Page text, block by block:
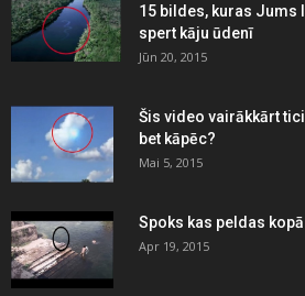
15 bildes, kuras Jums
spert kāju ūdenī
Jūn 20, 2015
Šis video vairākkārt
bet kāpēc?
Mai 5, 2015
Spoks kas peldas
Apr 19, 2015